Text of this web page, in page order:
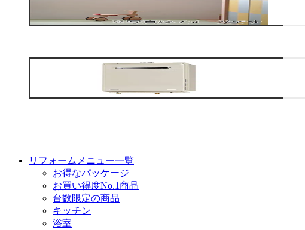
リフォームメニュー一覧
お得なパッケージ
お買い得度No.1商品
台数限定の商品
キッチン
浴室